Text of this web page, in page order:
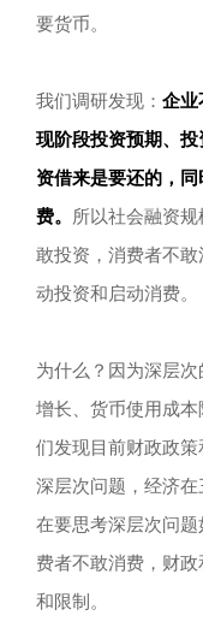
要货币。
我们调研发现： 企业
现阶段投资预期、
资借来是要还的，
费。 所以社会融资
敢投资，消费者不
动投资和启动消费。
为什么？因为深层
增长、货币使用成
们发现目前财政政
深层次问题，经济
在要思考深层次问
费者不敢消费，财
和限制。